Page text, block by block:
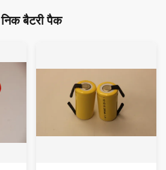
निक बैटरी पैक